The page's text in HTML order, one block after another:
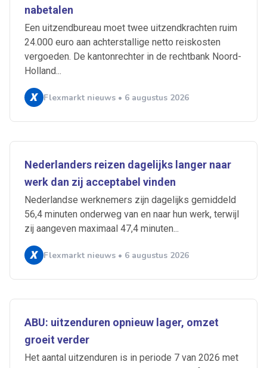
nabetalen
Een uitzendbureau moet twee uitzendkrachten ruim
24.000 euro aan achterstallige netto reiskosten
vergoeden. De kantonrechter in de rechtbank Noord-
Holland...
Flexmarkt nieuws • 6 augustus 2026
Nederlanders reizen dagelijks langer naar
werk dan zij acceptabel vinden
Nederlandse werknemers zijn dagelijks gemiddeld
56,4 minuten onderweg van en naar hun werk, terwijl
zij aangeven maximaal 47,4 minuten...
Flexmarkt nieuws • 6 augustus 2026
ABU: uitzenduren opnieuw lager, omzet
groeit verder
Het aantal uitzenduren is in periode 7 van 2026 met